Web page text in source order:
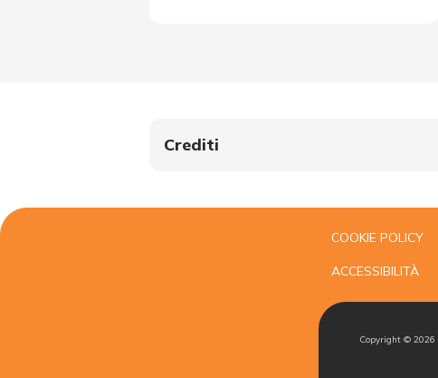
Crediti
COOKIE POLICY
ACCESSIBILITÀ
Copyright © 2026